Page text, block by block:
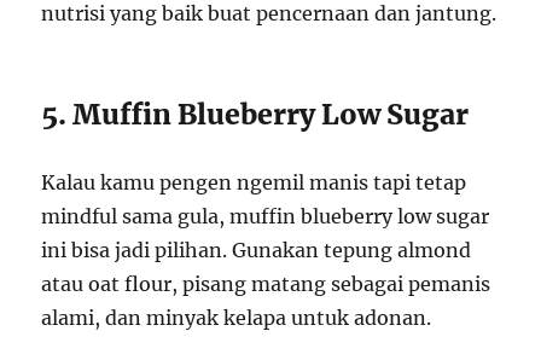
nutrisi yang baik buat pencernaan dan jantung.
5. Muffin Blueberry Low Sugar
Kalau kamu pengen ngemil manis tapi tetap
mindful sama gula, muffin blueberry low sugar
ini bisa jadi pilihan. Gunakan tepung almond
atau oat flour, pisang matang sebagai pemanis
alami, dan minyak kelapa untuk adonan.